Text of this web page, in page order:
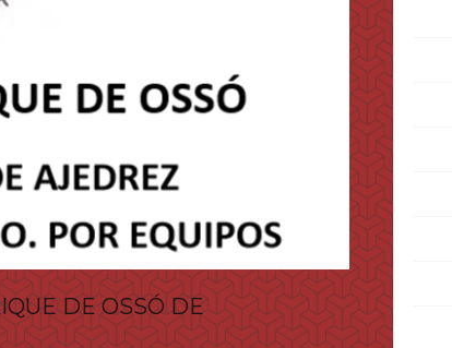
DE OSSÓ DE